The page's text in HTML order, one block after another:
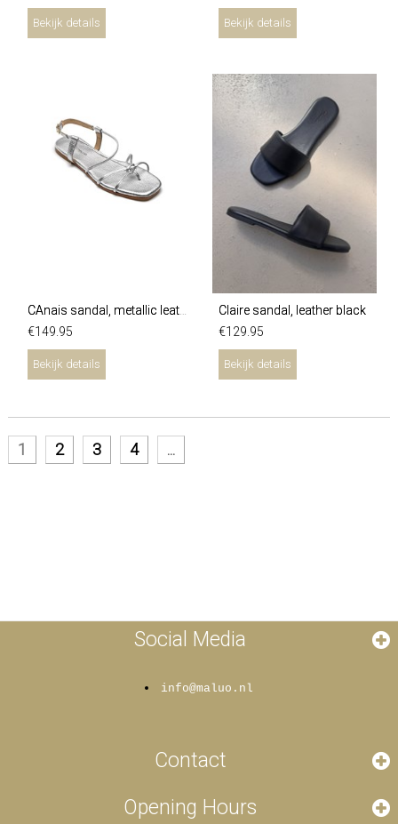
Bekijk details Bekijk details
CAnais sandal, metallic leather argento
€149 95
Bekijk details
Claire sandal, leather black
€129 95
Bekijk details
1 2 3 4 ...
Social Media
info@maluo.nl
Contact
Opening Hours